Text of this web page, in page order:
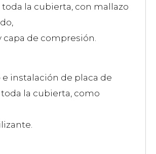
la cubierta, con mallazo
capa de compresión.
instalación de placa de
la cubierta, como